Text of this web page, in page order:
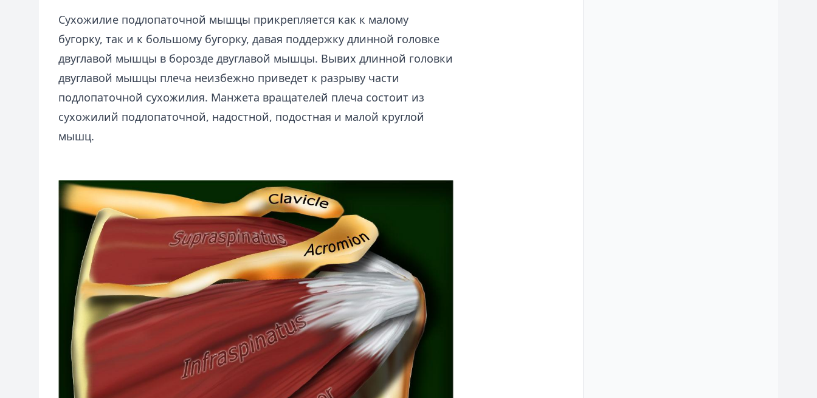
Сухожилие подлопаточной мышцы прикрепляется как к малому
бугорку, так и к большому бугорку, давая поддержку длинной головке
двуглавой мышцы в борозде двуглавой мышцы. Вывих длинной головки
двуглавой мышцы плеча неизбежно приведет к разрыву части
подлопаточной сухожилия. Манжета вращателей плеча состоит из
сухожилий подлопаточной, надостной, подостная и малой круглой
мышц.